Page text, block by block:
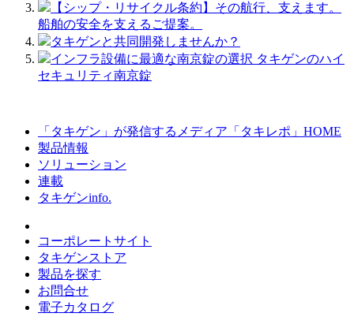
【シップ・リサイクル条約】その航行、支えます。
船舶の安全を支えるご提案。
タキゲンと共同開発しませんか？
インフラ設備に最適な南京錠の選択 タキゲンのハイ
セキュリティ南京錠
「タキゲン」が発信するメディア「タキレポ」HOME
製品情報
ソリューション
連載
タキゲンinfo.
コーポレートサイト
タキゲンストア
製品を探す
お問合せ
電子カタログ